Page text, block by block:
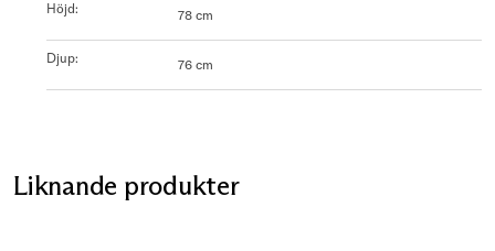
Höjd: 78 cm
Djup: 76 cm
Liknande produkter